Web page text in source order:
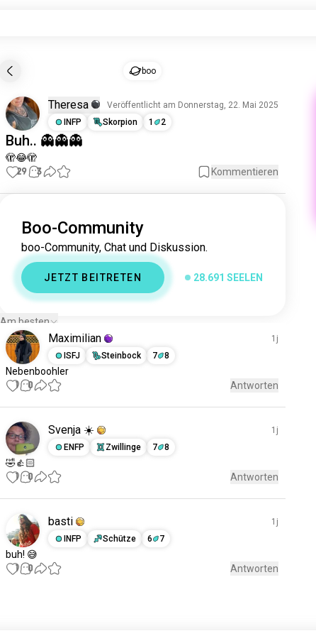
boo
Theresa
Veröffentlicht am Donnerstag, 22. Mai 2025
INFP
Skorpion 1 2
Buh.. 👻👻👻
🫣😂🫣
29 3 Kommentieren
Boo-Community
boo-Community, Chat und Diskussion.
JETZT BEITRETEN 28.691 SEELEN
Am besten
Maximilian
1j
ISFJ
Steinbock 7 8
Nebenboohler
1 0 Antworten
Svenja ☀️
1j
ENFP
Zwillinge 7 8
🤣👍🏻
1 0 Antworten
basti
1j
INFP
Schütze 6 7
buh! 😅
1 0 Antworten